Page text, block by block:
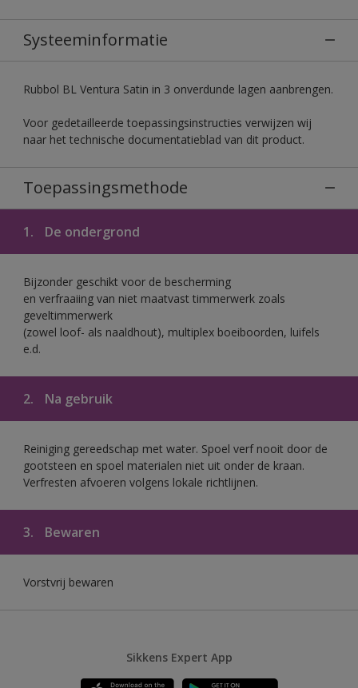
Systeeminformatie
Rubbol BL Ventura Satin in 3 onverdunde lagen aanbrengen.
Voor gedetailleerde toepassingsinstructies verwijzen wij
naar het technische documentatieblad van dit product.
Toepassingsmethode
1. De ondergrond
Bijzonder geschikt voor de bescherming
en verfraaiing van niet maatvast timmerwerk zoals
geveltimmerwerk
(zowel loof- als naaldhout), multiplex boeiboorden, luifels
e.d.
2. Na gebruik
Reiniging gereedschap met water. Spoel verf nooit door de
gootsteen en spoel materialen niet uit onder de kraan.
Verfresten afvoeren volgens lokale richtlijnen.
3. Bewaren
Vorstvrij bewaren
Sikkens Expert App